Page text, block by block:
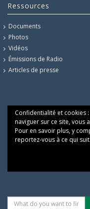
Ressources
Documents
Photos
Vidéos
Émissions de Radio
Articles de presse
Confidentialité et cookies
naviguer sur ce site, vous
Pour en savoir plus, y
reportez-vous à ce qui suit